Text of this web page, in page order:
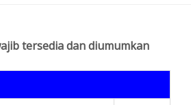
tersedia dan diumumkan